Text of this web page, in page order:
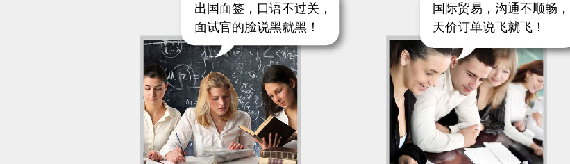
出国面签，口语不过关，
面试官的脸说黑就黑！
国际贸易，沟通不顺畅，
天价订单说飞就飞！